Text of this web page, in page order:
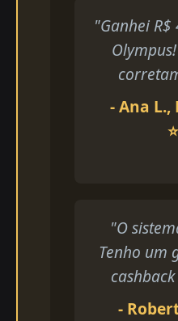
"Ganhei
- Ana L.,
"O
Tenho um
-